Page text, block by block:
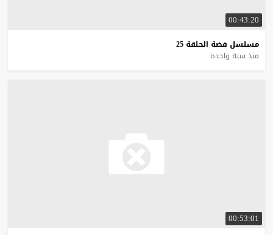
00:43:20
مسلسل فضة الحلقة 25
منذ سنة واحدة
00:53:01